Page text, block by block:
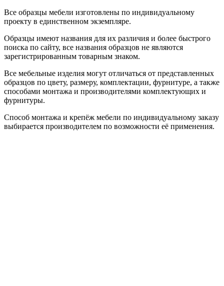
Все образцы мебели изготовлены по индивидуальному
проекту в единственном экземпляре.
Образцы имеют названия для их различия и более быстрого
поиска по сайту, все названия образцов не являются
зарегистрированным товарным знаком.
Все мебельные изделия могут отличаться от представленных
образцов по цвету, размеру, комплектации, фурнитуре, а также
способами монтажа и производителями комплектующих и
фурнитуры.
Способ монтажа и крепёж мебели по индивидуальному заказу
выбирается производителем по возможности её применения.